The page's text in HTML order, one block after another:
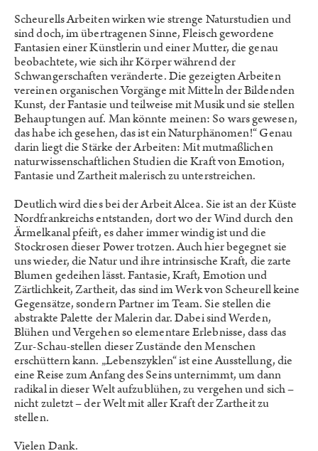
Scheurells Arbeiten wirken wie strenge Naturstudien und
sind doch, im übertragenen Sinne, Fleisch gewordene
Fantasien einer Künstlerin und einer Mutter, die genau
beobachtete, wie sich ihr Körper während der
Schwangerschaften veränderte. Die gezeigten Arbeiten
vereinen organischen Vorgänge mit Mitteln der Bildenden
Kunst, der Fantasie und teilweise mit Musik und sie stellen
Behauptungen auf. Man könnte meinen: So wars gewesen,
das habe ich gesehen, das ist ein Naturphänomen!“ Genau
darin liegt die Stärke der Arbeiten: Mit mutmaßlichen
naturwissenschaftlichen Studien die Kraft von Emotion,
Fantasie und Zartheit malerisch zu unterstreichen.
Deutlich wird dies bei der Arbeit Alcea. Sie ist an der Küste
Nordfrankreichs entstanden, dort wo der Wind durch den
Ärmelkanal pfeift, es daher immer windig ist und die
Stockrosen dieser Power trotzen. Auch hier begegnet sie
uns wieder, die Natur und ihre intrinsische Kraft, die zarte
Blumen gedeihen lässt. Fantasie, Kraft, Emotion und
Zärtlichkeit, Zartheit, das sind im Werk von Scheurell keine
Gegensätze, sondern Partner im Team. Sie stellen die
abstrakte Palette der Malerin dar. Dabei sind Werden,
Blühen und Vergehen so elementare Erlebnisse, dass das
Zur-Schau-stellen dieser Zustände den Menschen
erschüttern kann. „Lebenszyklen“ ist eine Ausstellung, die
eine Reise zum Anfang des Seins unternimmt, um dann
radikal in dieser Welt aufzublühen, zu vergehen und sich –
nicht zuletzt – der Welt mit aller Kraft der Zartheit zu
stellen.
Vielen Dank.